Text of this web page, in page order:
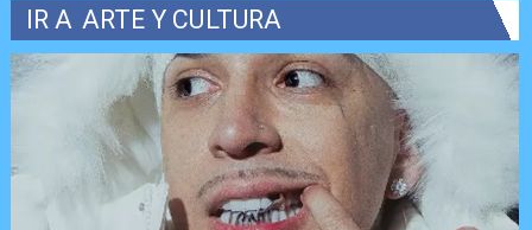
IR A ARTE Y CULTURA